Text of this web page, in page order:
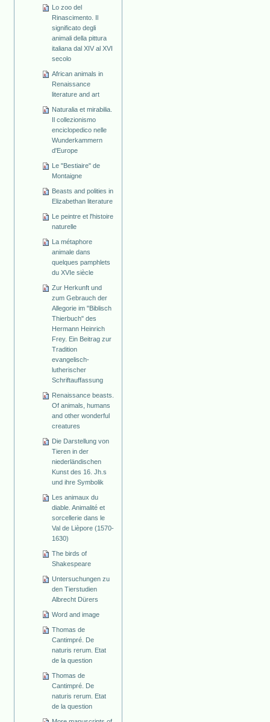
Lo zoo del
Rinascimento. Il
significato degli
animali della pittura
italiana dal XIV al XVI
secolo
African animals in
Renaissance
literature and art
Naturalia et mirabilia.
Il collezionismo
enciclopedico nelle
Wunderkammern
d'Europe
Le "Bestiaire" de
Montaigne
Beasts and polities in
Elizabethan literature
Le peintre et l'histoire
naturelle
La métaphore
animale dans
quelques pamphlets
du XVIe siècle
Zur Herkunft und
zum Gebrauch der
Allegorie im "Biblisch
Thierbuch" des
Hermann Heinrich
Frey. Ein Beitrag zur
Tradition
evangelisch-
lutherischer
Schriftauffassung
Renaissance beasts.
Of animals, humans
and other wonderful
creatures
Die Darstellung von
Tieren in der
niederländischen
Kunst des 16. Jh.s
und ihre Symbolik
Les animaux du
diable. Animalité et
sorcellerie dans le
Val de Lièpore (1570-
1630)
The birds of
Shakespeare
Untersuchungen zu
den Tierstudien
Albrecht Dürers
Word and image
Thomas de
Cantimpré. De
naturis rerum. Etat
de la question
Thomas de
Cantimpré. De
naturis rerum. Etat
de la question